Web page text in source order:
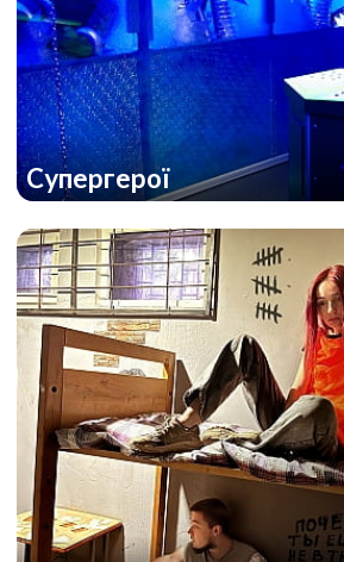
Супергерої